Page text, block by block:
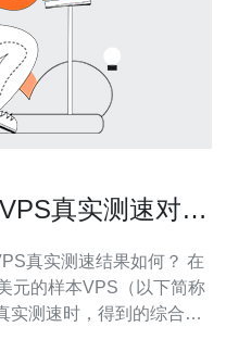
真实测速对比
真实测速结果如何？ 在
元的样本VPS（以下简称
实测速时，得到的综合结